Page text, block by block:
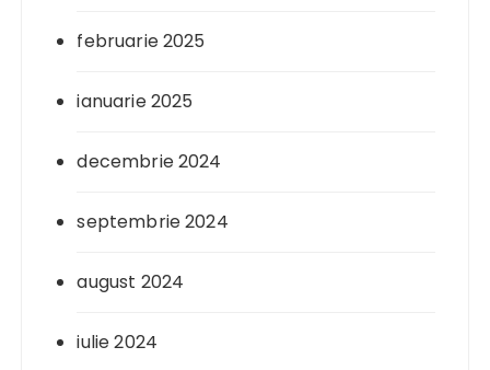
februarie 2025
ianuarie 2025
decembrie 2024
septembrie 2024
august 2024
iulie 2024